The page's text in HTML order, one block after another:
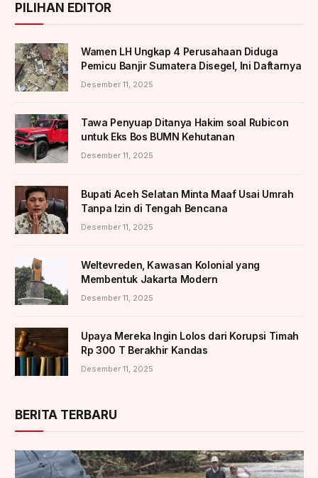
PILIHAN EDITOR
Wamen LH Ungkap 4 Perusahaan Diduga
Pemicu Banjir Sumatera Disegel, Ini Daftarnya
Desember 11, 2025
Tawa Penyuap Ditanya Hakim soal Rubicon
untuk Eks Bos BUMN Kehutanan
Desember 11, 2025
Bupati Aceh Selatan Minta Maaf Usai Umrah
Tanpa Izin di Tengah Bencana
Desember 11, 2025
Weltevreden, Kawasan Kolonial yang
Membentuk Jakarta Modern
Desember 11, 2025
Upaya Mereka Ingin Lolos dari Korupsi Timah
Rp 300 T Berakhir Kandas
Desember 11, 2025
BERITA TERBARU